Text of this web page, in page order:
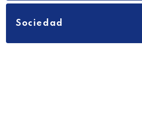
Sociedad